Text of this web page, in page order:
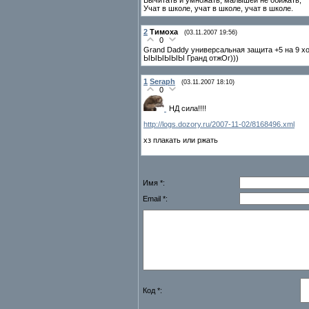
Учат в школе, учат в школе, учат в школе.
2 Тимоха (03.11.2007 19:56)
0
Grand Daddy универсальная защита +5 на 9
ЫЫЫЫЫЫ Гранд отжОг)))
1 Seraph (03.11.2007 18:10)
0
НД сила!!!!
http://logs.dozory.ru/2007-11-02/8168496.xml
хз плакать или ржать
Имя *:
Email *:
Код *: